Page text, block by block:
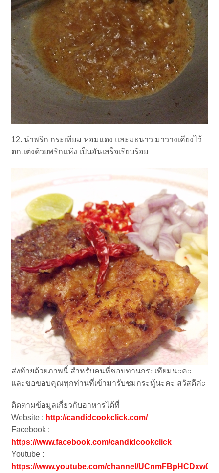
12. นำพริก กระเทียม หอมแดง และมะนาว มาวางเคียงไว้
ตกแต่งด้วยพริกแห้ง เป็นอันเสร็จเรียบร้อย
ส่งท้ายด้วยภาพนี้ สำหรับคนที่ชอบทานกระเทียมนะคะ
และขอขอบคุณทุกท่านที่เข้ามารับชมกระทู้นะคะ สวัสดีค่ะ
ติดตามข้อมูลเกี่ยวกับอาหารได้ที่
Website : http://candidcookclick.com/
Facebook :
https://www.facebook.com/candidcookclick
Youtube :
https://www.youtube.com/channel/